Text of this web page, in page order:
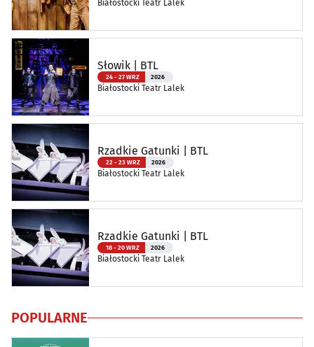
Białostocki Teatr Lalek
Słowik | BTL
24 - 27 WRZ 2026
Białostocki Teatr Lalek
Rzadkie Gatunki | BTL
22 - 23 WRZ 2026
Białostocki Teatr Lalek
Rzadkie Gatunki | BTL
18 - 20 WRZ 2026
Białostocki Teatr Lalek
POPULARNE